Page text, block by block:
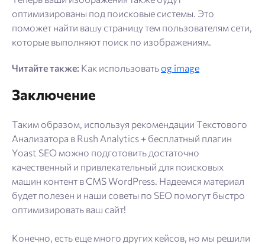
оптимизированы под поисковые системы. Это
поможет найти вашу страницу тем пользователям сети,
которые выполняют поиск по изображениям.
Читайте также: Как использоватьog image
Заключение
Таким образом, используя рекомендации Текстового
Анализатора в Rush Analytics + бесплатный плагин
Yoast SEO можно подготовить достаточно
качественный и привлекательный для поисковых
машин контент в CMS WordPress. Надеемся материал
будет полезен и наши советы по SEO помогут быстро
оптимизировать ваш сайт!
Конечно, есть еще много других кейсов, но мы решили